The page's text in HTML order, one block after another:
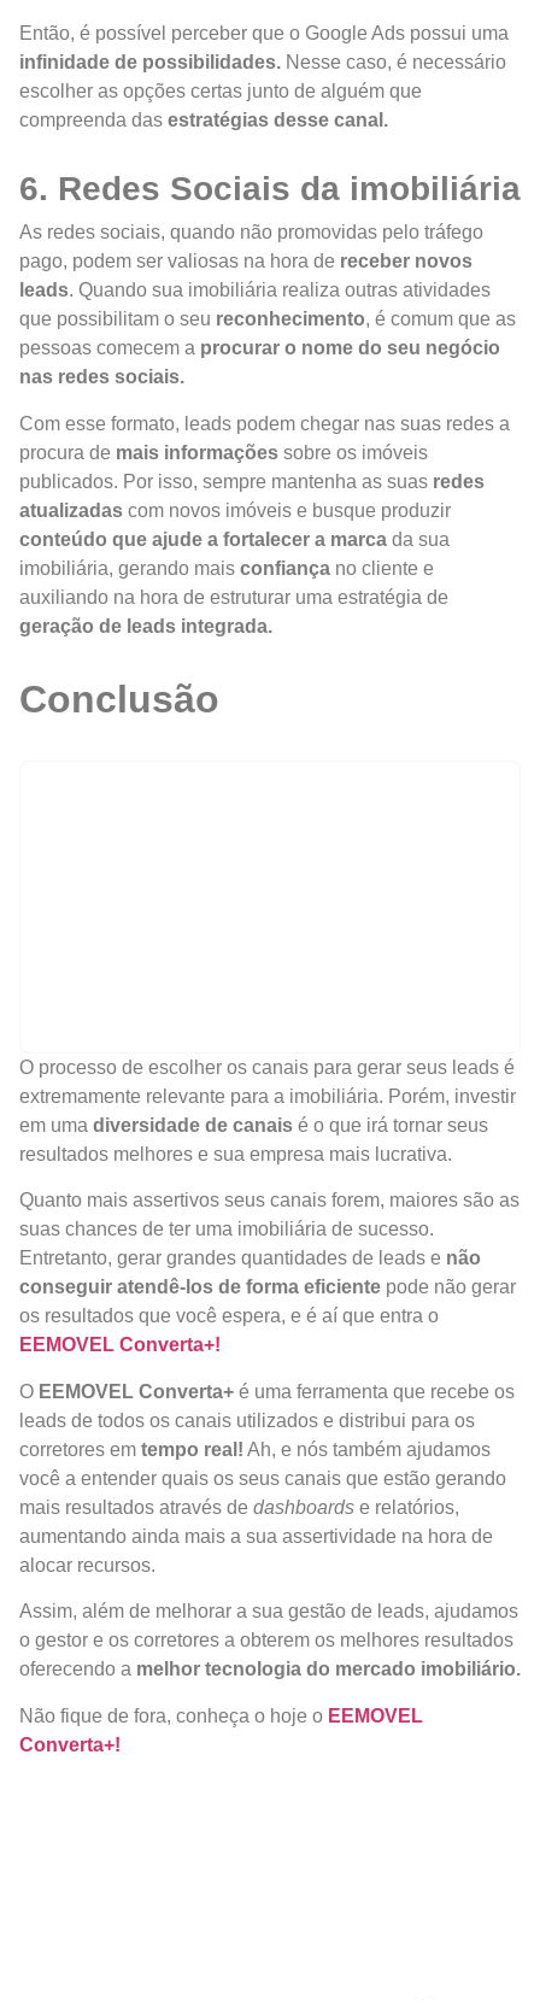
Então, é possível perceber que o Google Ads possui uma
infinidade de possibilidades. Nesse caso, é necessário
escolher as opções certas junto de alguém que
compreenda das estratégias desse canal.
6. Redes Sociais da imobiliária
As redes sociais, quando não promovidas pelo tráfego
pago, podem ser valiosas na hora de receber novos
leads. Quando sua imobiliária realiza outras atividades
que possibilitam o seu reconhecimento, é comum que as
pessoas comecem a procurar o nome do seu negócio
nas redes sociais.
Com esse formato, leads podem chegar nas suas redes a
procura de mais informações sobre os imóveis
publicados. Por isso, sempre mantenha as suas redes
atualizadas com novos imóveis e busque produzir
conteúdo que ajude a fortalecer a marca da sua
imobiliária, gerando mais confiança no cliente e
auxiliando na hora de estruturar uma estratégia de
geração de leads integrada.
Conclusão
O processo de escolher os canais para gerar seus leads é
extremamente relevante para a imobiliária. Porém, investir
em uma diversidade de canais é o que irá tornar seus
resultados melhores e sua empresa mais lucrativa.
Quanto mais assertivos seus canais forem, maiores são as
suas chances de ter uma imobiliária de sucesso.
Entretanto, gerar grandes quantidades de leads e não
conseguir atendê-los de forma eficiente pode não gerar
os resultados que você espera, e é aí que entra o
EEMOVEL Converta+!
O EEMOVEL Converta+ é uma ferramenta que recebe os
leads de todos os canais utilizados e distribui para os
corretores em tempo real! Ah, e nós também ajudamos
você a entender quais os seus canais que estão gerando
mais resultados através de dashboards e relatórios,
aumentando ainda mais a sua assertividade na hora de
alocar recursos.
Assim, além de melhorar a sua gestão de leads, ajudamos
o gestor e os corretores a obterem os melhores resultados
oferecendo a melhor tecnologia do mercado imobiliário.
Não fique de fora, conheça o hoje o EEMOVEL
Converta+!